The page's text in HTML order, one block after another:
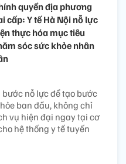
quyền địa phương
cấp: Y tế Hà Nội nỗ lực
thực hóa mục tiêu
sóc sức khỏe nhân
nỗ lực để tạo bước
ban đầu, không chỉ
vụ hiện đại ngay tại cơ
hệ thống y tế tuyến